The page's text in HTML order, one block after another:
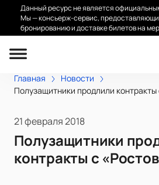
Данный ресурс не является
Мы — консьерж-сервис,
бронированию и доставке билетов на
Главная
Новости
Полузащитники продлили
21 февраля 2018
Полузащитники
контракты с